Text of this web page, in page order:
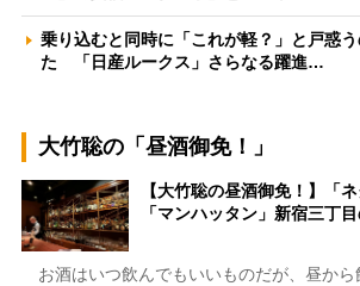
乗り込むと同時に「これが軽？」と戸惑
た 「日産ルークス」さらなる躍進…
大竹聡の「昼酒御免！」
【大竹聡の昼酒御免！】「
「マンハッタン」新宿三丁
お酒はいつ飲んでもいいものだが、昼から